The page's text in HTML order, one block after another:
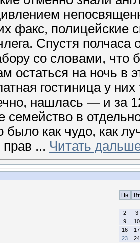
факс, полицейские
Спустя
со словами, что
остаться на ночь в
гостиница у
нашлась — и за
семейство в
было как чудо, как
прав ... Читать
Пн Вт
2
3
9
10
16
17
23
24